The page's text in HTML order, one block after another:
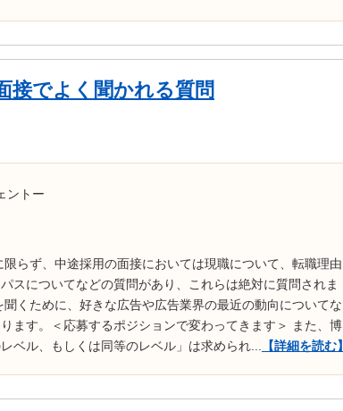
接でよく聞かれる質問
ントー
らず、中途採用の面接においては現職について、転職理由
スについてなどの質問があり、これらは絶対に質問されま
くために、好きな広告や広告業界の最近の動向についてな
ます。＜応募するポジションで変わってきます＞ また、博
ベル、もしくは同等のレベル」は求められ...
【詳細を読む】